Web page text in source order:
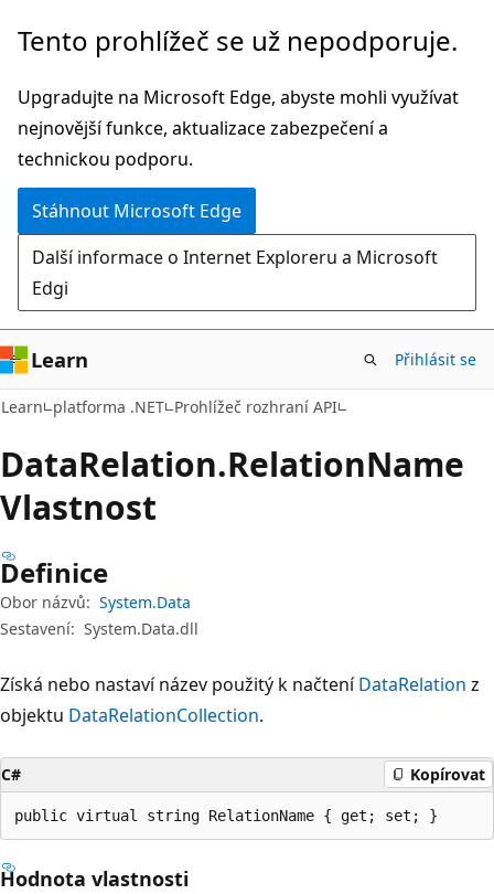
Přeskočit
hlavní
obsah
Přeskočit
navigaci
na
stránce
Tento prohlížeč se už nepodporuje.
Upgradujte na Microsoft Edge, abyste mohli využívat
nejnovější funkce, aktualizace zabezpečení a
technickou podporu.
Stáhnout Microsoft Edge
Další informace o Internet Exploreru a Microsoft
Edgi
Learn Přihlásit se
Learn platforma .NET Prohlížeč rozhraní API
DataRelation.RelationName
Vlastnost
Definice
Obor názvů: System.Data
Sestavení: System.Data.dll
Získá nebo nastaví název použitý k načteníDataRelation z
objektu DataRelationCollection.
C# Kopírovat
public virtual string RelationName { get; set; }
Hodnota vlastnosti